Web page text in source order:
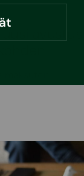
avustus